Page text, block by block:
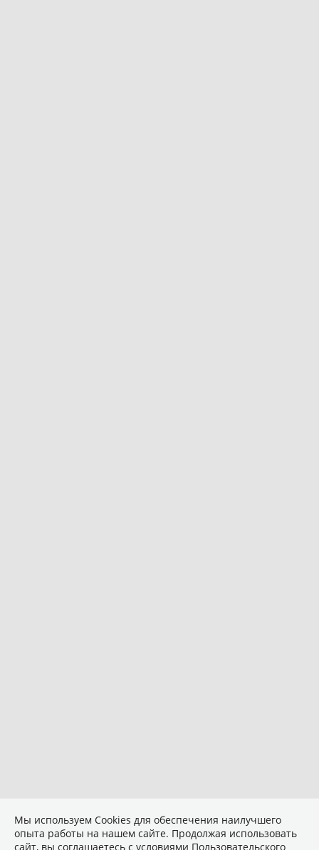
Мы используем Сookies для обеспечения наилучшего
опыта работы на нашем сайте. Продолжая использовать
сайт, вы соглашаетесь с условиями Пользовательского